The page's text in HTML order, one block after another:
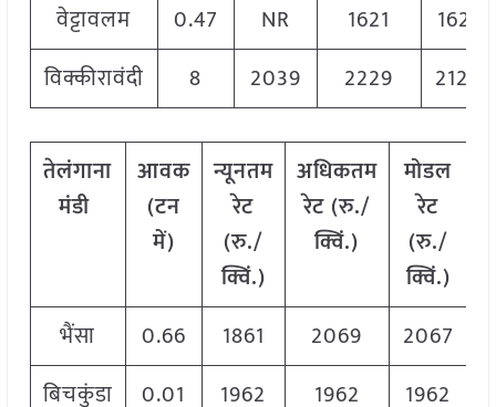
वेट्टावलम
0.47 NR 1621
1621
विक्कीरावंदी
8 2039 2229 2129
तेलंगाना
मंडी
आवक
(टन
में)
न्यूनतम
रेट
(रु./
क्विं.)
अधिकतम
रेट (रु./
क्विं.)
मोडल
रेट
(रु./
क्विं.)
भैंसा
0.66 1861 2069
2067
बिचकुंडा
0.01 1962 1962
1962